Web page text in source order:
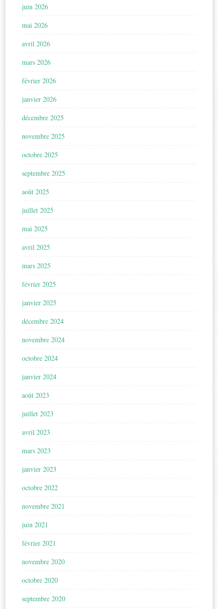
juin 2026
mai 2026
avril 2026
mars 2026
février 2026
janvier 2026
décembre 2025
novembre 2025
octobre 2025
septembre 2025
août 2025
juillet 2025
mai 2025
avril 2025
mars 2025
février 2025
janvier 2025
décembre 2024
novembre 2024
octobre 2024
janvier 2024
août 2023
juillet 2023
avril 2023
mars 2023
janvier 2023
octobre 2022
novembre 2021
juin 2021
février 2021
novembre 2020
octobre 2020
septembre 2020